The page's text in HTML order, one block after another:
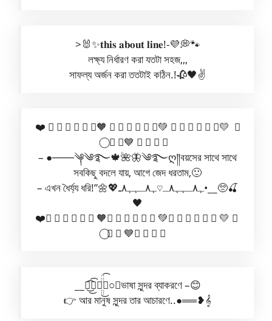
>🐰✨𝐭𝐡𝐢𝐬 𝐚𝐛𝐨𝐮𝐭 𝐥𝐢𝐧𝐞!-💜💭🐾
লক্ষ্য নির্ধারণ করা যতটা সহজ,,,
সাফল্য অর্জন করা ততটাই কঠিন.!🥀🖤✌
❤️ ⃝ ⃝ ⃝ ⃝ ⃝ ⃝🧡 ⃝ ⃝ ⃝ ⃝ ⃝ ⃝💚 ⃝ ⃝ ⃝ ⃝ ⃝ ⃝💛 ⃝
⃝ ⃝ ⃝💙 ⃝ ⃝ ⃝ ⃝
– ●───༆༄࿐🍁🌺🦋༄࿐ღ༎বয়সের সাথে সাথে
সবকিছু বদলে যায়, আগে জেদ ধরতাম,🙂
– এখন ধৈর্য্য ধরি!”🌼💖ﮩ٨ـﮩﮩ٨ـ♡ﮩ٨ـﮩﮩ٨ـ•__🥺🍒
🖤
❤️ ⃝ ⃝ ⃝ ⃝ ⃝ ⃝🧡 ⃝ ⃝ ⃝ ⃝ ⃝ ⃝💚 ⃝ ⃝ ⃝ ⃝ ⃝ ⃝💛 ⃝
⃝ ⃝ ⃝💙 ⃝ ⃝ ⃝ ⃝
__❥͜͜͡͡☘ཻ̤̤̤̈̈̈̈͜͡◉○❥ভাষা সুন্দর ব্যাকরণে –😊
👉 আর মানুষ সুন্দর তার আচারণে..●══❥𝄞